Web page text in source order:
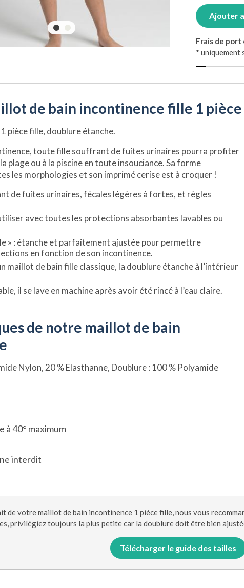
Ajouter
Frais de
* uniquement
de bain incontinence fille 1 pièce
pièce fille, doublure étanche.
toute fille souffrant de fuites urinaires pourra profiter
plage ou à la piscine en toute insouciance. Sa forme
les morphologies et son imprimé cerise est à croquer !
de fuites urinaires, fécales légères à fortes, et règles
avec toutes les protections absorbantes lavables ou
» : étanche et parfaitement ajustée pour permettre
en fonction de son incontinence.
maillot de bain fille classique, la doublure étanche à l’intérieur
il se lave en machine après avoir été rincé à l’eau claire.
de notre maillot de bain
Nylon, 20 % Elasthanne, Doublure : 100 % Polyamide
à 40° maximum
interdit
de votre maillot de bain incontinence 1 pièce fille, nous vous
privilégiez toujours la plus petite car la doublure doit être bien
Télécharger le guide des tailles